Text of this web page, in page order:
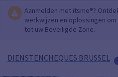
Aanmelden met itsme®?
werkwijzen en oplossingen
tot uw Beveiligde Zone.
DIENSTENCHEQUES BRUSSEL